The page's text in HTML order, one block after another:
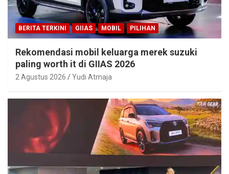
BERITA TERKINI GIIAS MOBIL PILIHAN
Rekomendasi mobil keluarga merek suzuki
paling worth it di GIIAS 2026
2 Agustus 2026 Yudi Atmaja